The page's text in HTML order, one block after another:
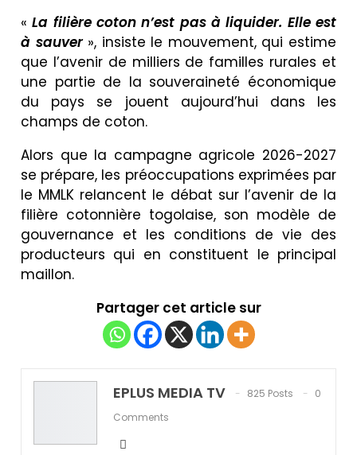
«La filière coton n’est pas à liquider. Elle est
à sauver», insiste le mouvement, qui estime
que l’avenir de milliers de familles rurales et
une partie de la souveraineté économique
du pays se jouent aujourd’hui dans les
champs de coton.
Alors que la campagne agricole 2026-2027
se prépare, les préoccupations exprimées par
le MMLK relancent le débat sur l’avenir de la
filière cotonnière togolaise, son modèle de
gouvernance et les conditions de vie des
producteurs qui en constituent le principal
maillon.
Partager cet article sur
EPLUS MEDIA TV 825 Posts
0
Comments